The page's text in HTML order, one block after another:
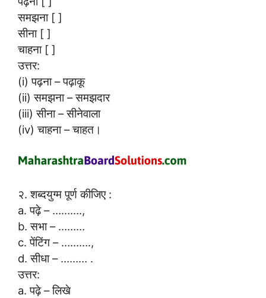
समझना [ ]
सीना [ ]
चाहना [ ]
उत्तर:
(i) पढ़ना – पढ़ाकू
(ii) समझना – समझदार
(iii) सीना – सीनेवाला
(iv) चाहना – चाहत।
२. शब्दयुग्म पूर्ण कीजिए :
a. पढ़े – ……….,
b. सभा – ………
c. पेंटिंग – ……….,
d. सीधा – ……… .
उत्तर:
a. पढ़े – लिखे